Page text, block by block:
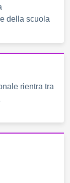
della scuola
rientra tra